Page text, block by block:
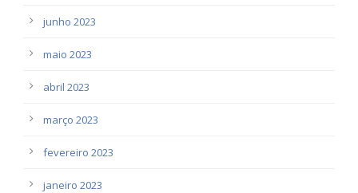
junho 2023
maio 2023
abril 2023
março 2023
fevereiro 2023
janeiro 2023